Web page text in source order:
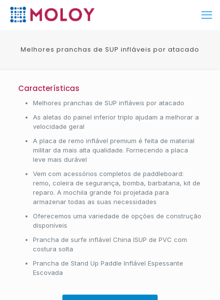
Melhores pranchas de SUP infláveis por atacado
Características
Melhores pranchas de SUP infláveis por atacado
As aletas do painel inferior triplo ajudam a melhorar a
velocidade geral
A placa de remo inflável premium é feita de material
militar da mais alta qualidade. Fornecendo a placa
leve mais durável
Vem com acessórios completos de paddleboard:
remo, coleira de segurança, bomba, barbatana, kit de
reparo. A mochila grande foi projetada para
armazenar todas as suas necessidades
Oferecemos uma variedade de opções de construção
disponíveis
Prancha de surfe inflável China ISUP de PVC com
costura solta
Prancha de Stand Up Paddle Inflável Espessante
Escovada